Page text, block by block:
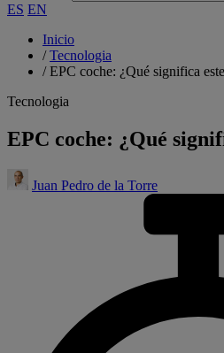
ES EN
Inicio
/Tecnologia
/EPC coche: ¿Qué significa
Tecnologia
EPC coche: ¿Qué
Juan Pedro de la Torre